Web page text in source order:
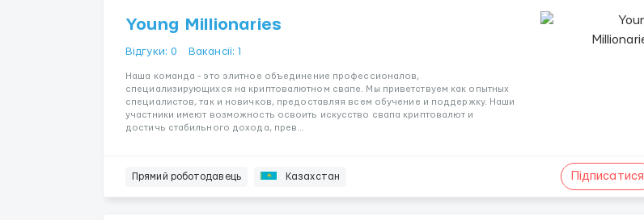
Young Millionaries
Відгуки: 0 Вакансії: 1
Наша команда - это элитное объединение профессионалов,
специализирующихся на криптовалютном свапе. Мы приветствуем как опытных
специалистов, так и новичков, предоставляя всем обучение и поддержку. Наши
участники имеют возможность освоить искусство свапа криптовалют и
достичь стабильного дохода, прев...
Прямий роботодавець Казахстан Підписатися